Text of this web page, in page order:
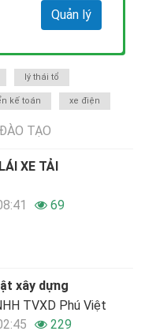
Quản lý
lý thái tổ
kế toán xe điện
TẠO
XE TẢI
69
xây dựng
TVXD Phú Việt
229